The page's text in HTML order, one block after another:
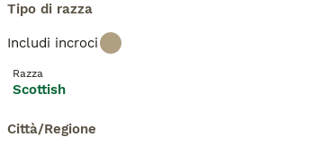
Tipo di razza
Includi incroci
Razza
Scottish
Città/Regione